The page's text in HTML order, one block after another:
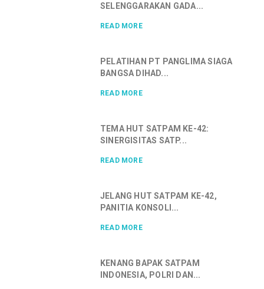
SELENGGARAKAN GADA...
READ MORE
PELATIHAN PT PANGLIMA SIAGA
BANGSA DIHAD...
READ MORE
TEMA HUT SATPAM KE-42:
SINERGISITAS SATP...
READ MORE
JELANG HUT SATPAM KE-42,
PANITIA KONSOLI...
READ MORE
KENANG BAPAK SATPAM
INDONESIA, POLRI DAN...